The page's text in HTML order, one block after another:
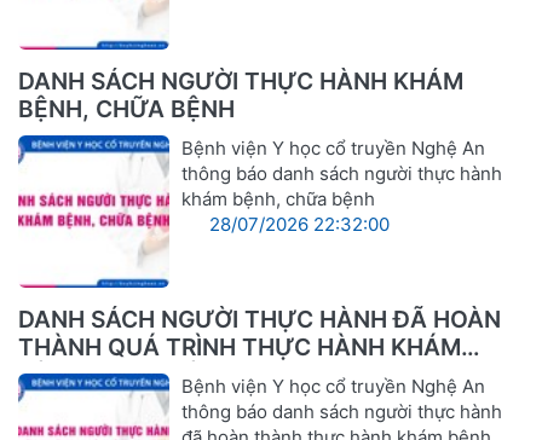
DANH SÁCH NGƯỜI THỰC HÀNH KHÁM
BỆNH, CHỮA BỆNH
Bệnh viện Y học cổ truyền Nghệ An
thông báo danh sách người thực hành
khám bệnh, chữa bệnh
28/07/2026 22:32:00
DANH SÁCH NGƯỜI THỰC HÀNH ĐÃ HOÀN
THÀNH QUÁ TRÌNH THỰC HÀNH KHÁM
BỆNH, CHỮA BỆNHBệnh viện Y học cổ truyền Nghệ An
thông báo danh sách người thực hành